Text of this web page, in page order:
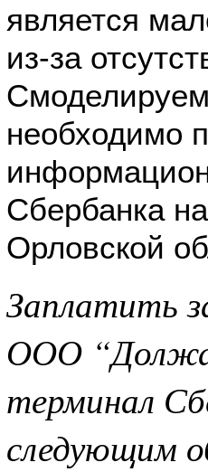
является
из-за
необходимо
Сбербанка
Орловской
Заплатить
ООО
терминал
следующим